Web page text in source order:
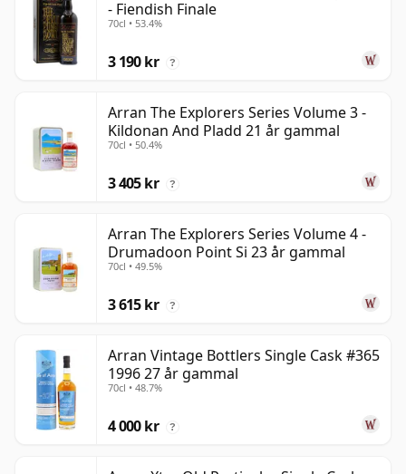
- Fiendish Finale
70cl • 53.4%
3 190 kr ?
Arran The Explorers Series Volume 3 -
Kildonan And Pladd 21 år gammal
70cl • 50.4%
3 405 kr ?
Arran The Explorers Series Volume 4 -
Drumadoon Point Si 23 år gammal
70cl • 49.5%
3 615 kr ?
Arran Vintage Bottlers Single Cask #365
1996 27 år gammal
70cl • 48.7%
4 000 kr ?